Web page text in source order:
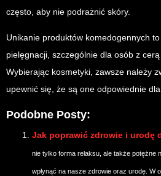
często, aby nie podrażnić skóry.
Unikanie produktów komedogennych
pielęgnacji, szczególnie dla osób z cerą
Wybierając kosmetyki, zawsze należy
upewnić się, że są one odpowiednie
Podobne Posty:
Jak poprawić zdrowie i urodę
nie tylko forma relaksu, ale także potężne
wpłynąć na nasze zdrowie oraz urodę. W